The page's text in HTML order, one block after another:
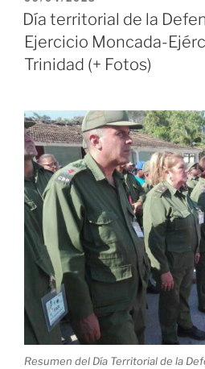
festejaron
el
Primero
de
EL
Día territorial de la
Ejercicio Moncada-
Trinidad (+ Fotos)
Resumen del Día Territorial de la